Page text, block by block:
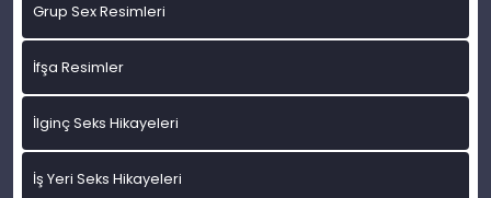
Grup Sex Resimleri
İfşa Resimler
İlginç Seks Hikayeleri
İş Yeri Seks Hikayeleri